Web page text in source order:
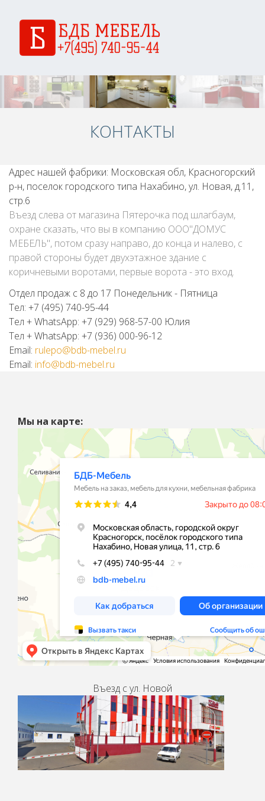
КОНТАКТЫ
Адрес нашей фабрики: Московская обл, Красногорский
р-н, поселок городского типа Нахабино, ул. Новая, д.11,
стр.6
Въезд слева от магазина Пятерочка под шлагбаум,
охране сказать, что вы в компанию ООО"ДОМУС
МЕБЕЛЬ", потом сразу направо, до конца и налево, с
правой стороны будет двухэтажное здание с
коричневыми воротами, первые ворота - это вход.
Отдел продаж с 8 до 17 Понедельник - Пятница
Тел: +7 (495) 740-95-44
Тел + WhatsApp: +7 (929) 968-57-00 Юлия
Тел + WhatsApp: +7 (936) 000-96-12
Email: rulepo@bdb-mebel.ru
Email: info@bdb-mebel.ru
Мы на карте:
Въезд с ул. Новой